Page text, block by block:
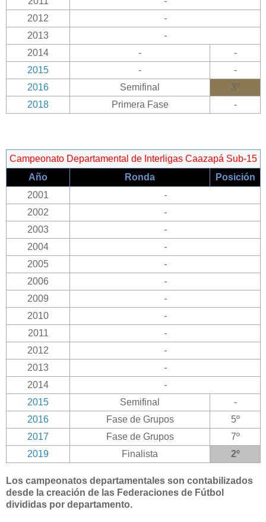
2012
-
2013
-
2014
-
-
2015
-
-
2016
Semifinal
3º
2018
Primera Fase -
Campeonato Departamental de Interligas Caazapá Sub-15
Año
Ronda
Posición
2001
-
2002
-
2003
-
2004
-
2005
-
2006
-
2009
-
2010
-
2011
-
2012
-
2013
-
2014
-
2015
Semifinal
-
2016
Fase de Grupos
5º
2017
Fase de Grupos
7º
2019
Finalista 2º
Los campeonatos departamentales son contabilizados
desde la creación de las Federaciones de Fútbol
divididas por departamento.